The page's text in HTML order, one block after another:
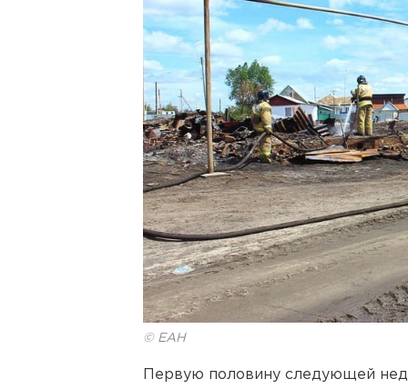
© ЕАН
Первую половину следующей